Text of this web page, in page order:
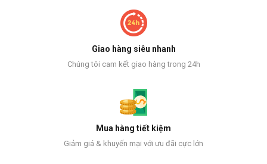
Giao hàng siêu nhanh
Chúng tôi cam kết giao hàng trong 24h
Mua hàng tiết kiệm
Giảm giá & khuyến mại với ưu đãi cực lớn